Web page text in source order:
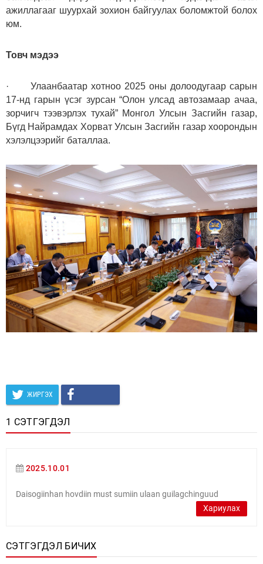
ажиллагааг шуурхай зохион байгуулах боломжтой болох
юм.
Товч мэдээ
· Улаанбаатар хотноо 2025 оны долоодугаар сарын
17-нд гарын үсэг зурсан “Олон улсад автозамаар ачаа,
зорчигч тээвэрлэх тухай” Монгол Улсын Засгийн газар,
Бүгд Найрамдах Хорват Улсын Засгийн газар хоорондын
хэлэлцээрийг баталлаа.
ЖИРГЭХ
1 СЭТГЭГДЭЛ
2025.10.01
Daisogiinhan hovdiin must sumiin ulaan guilagchinguud
Хариулах
СЭТГЭГДЭЛ БИЧИХ